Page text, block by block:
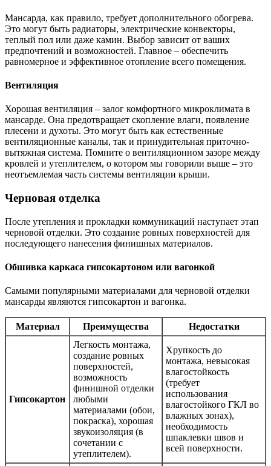
Мансарда, как правило, требует дополнительного обогрева.
Это могут быть радиаторы, электрические конвекторы,
теплый пол или даже камин. Выбор зависит от ваших
предпочтений и возможностей. Главное – обеспечить
равномерное и эффективное отопление всего помещения.
Вентиляция
Хорошая вентиляция – залог комфортного микроклимата в
мансарде. Она предотвращает скопление влаги, появление
плесени и духоты. Это могут быть как естественные
вентиляционные каналы, так и принудительная приточно-
вытяжная система. Помните о вентиляционном зазоре между
кровлей и утеплителем, о котором мы говорили выше – это
неотъемлемая часть системы вентиляции крыши.
Черновая отделка
После утепления и прокладки коммуникаций наступает этап
черновой отделки. Это создание ровных поверхностей для
последующего нанесения финишных материалов.
Обшивка каркаса гипсокартоном или вагонкой
Самыми популярными материалами для черновой отделки
мансарды являются гипсокартон и вагонка.
Материал Преимущества Недостатки
Гипсокартон
Легкость монтажа,
создание ровных
поверхностей,
возможность
финишной отделки
любыми
материалами (обои,
покраска), хорошая
звукоизоляция (в
сочетании с
утеплителем).
Хрупкость до
монтажа, невысокая
влагостойкость
(требует
использования
влагостойкого ГКЛ во
влажных зонах),
необходимость
шпаклевки швов и
всей поверхности.